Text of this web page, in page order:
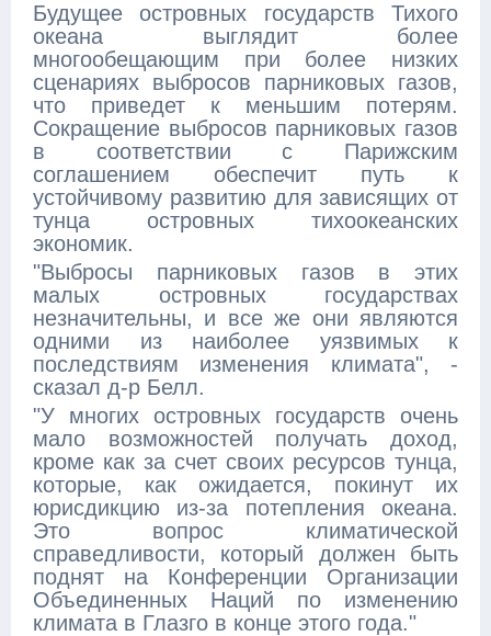
Будущее островных государств Тихого
океана выглядит более
многообещающим при более низких
сценариях выбросов парниковых газов,
что приведет к меньшим потерям.
Сокращение выбросов парниковых газов
в соответствии с Парижским
соглашением обеспечит путь к
устойчивому развитию для зависящих от
тунца островных тихоокеанских
экономик.
"Выбросы парниковых газов в этих
малых островных государствах
незначительны, и все же они являются
одними из наиболее уязвимых к
последствиям изменения климата", -
сказал д-р Белл.
"У многих островных государств очень
мало возможностей получать доход,
кроме как за счет своих ресурсов тунца,
которые, как ожидается, покинут их
юрисдикцию из-за потепления океана.
Это вопрос климатической
справедливости, который должен быть
поднят на Конференции Организации
Объединенных Наций по изменению
климата в Глазго в конце этого года."